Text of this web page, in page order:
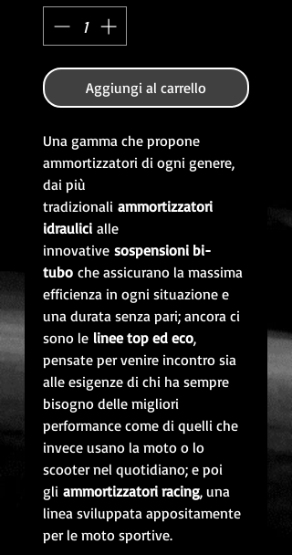
Aggiungi al carrello
Una gamma che propone
ammortizzatori di ogni genere,
dai più
tradizionali ammortizzatori
idraulici alle
innovative sospensioni bi-
tubo che assicurano la massima
efficienza in ogni situazione e
una durata senza pari; ancora ci
sono le linee top ed eco,
pensate per venire incontro sia
alle esigenze di chi ha sempre
bisogno delle migliori
performance come di quelli che
invece usano la moto o lo
scooter nel quotidiano; e poi
gli ammortizzatori racing, una
linea sviluppata appositamente
per le moto sportive.